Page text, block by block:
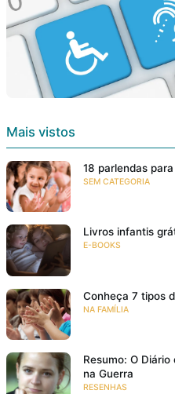
Mais vistos
18 parlendas
SEM CATEGORIA
Livros infantis
E-BOOKS
Conheça 7 tipos
NA FAMÍLIA
Resumo: O
na Guerra
RESENHAS